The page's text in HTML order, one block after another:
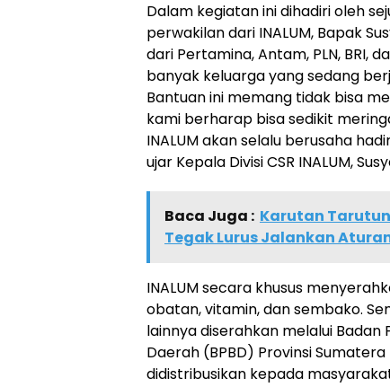
Dalam kegiatan ini dihadiri oleh
perwakilan dari INALUM, Bapak
dari Pertamina, Antam, PLN, BRI,
banyak keluarga yang sedang
Bantuan ini memang tidak bisa
kami berharap bisa sedikit
INALUM akan selalu berusaha
ujar Kepala Divisi CSR INALUM,
Baca Juga : Karutan
Tegak Lurus Jalankan
INALUM secara khusus
obatan, vitamin, dan sembako.
lainnya diserahkan melalui Badan
Daerah (BPBD) Provinsi
didistribusikan kepada